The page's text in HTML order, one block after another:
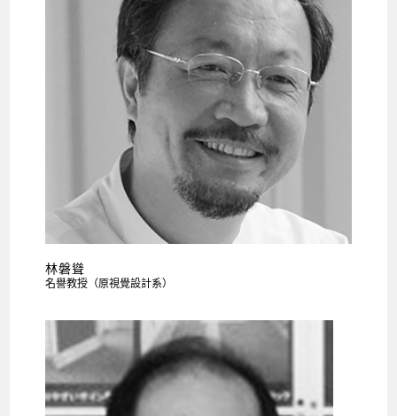
林磐聳
名譽教授（原視覺設計系）